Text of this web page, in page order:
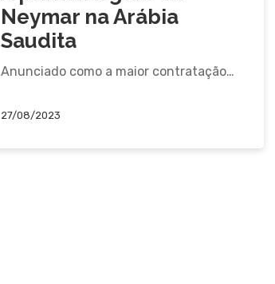
Neymar na Arábia
Saudita
Anunciado como a maior contratação…
27/08/2023